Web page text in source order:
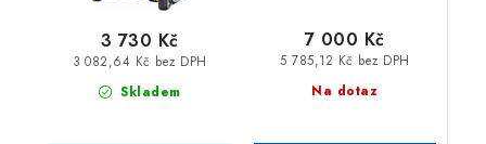
Skladem
3 082,64 Kč bez DPH
3 730 Kč
Na dotaz
5 785,12 Kč bez DPH
7 000 Kč